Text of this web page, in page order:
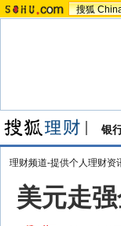
搜狐
银
理财频道-提供个人理财资
美元走